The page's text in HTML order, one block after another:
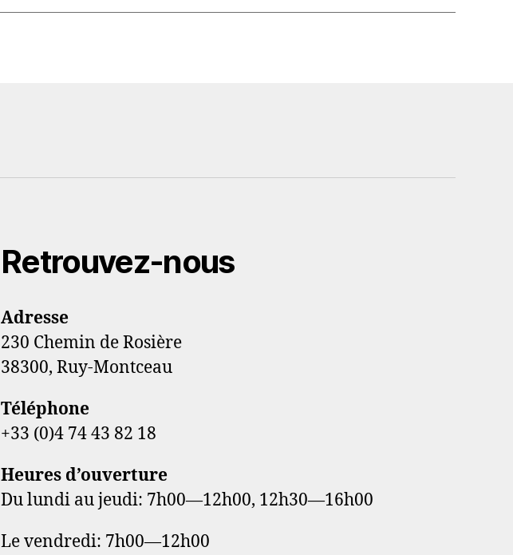
Retrouvez-nous
Adresse
230 Chemin de Rosière
38300, Ruy-Montceau
Téléphone
+33 (0)4 74 43 82 18
Heures d’ouverture
Du lundi au jeudi: 7h00—12h00, 12h30—16h00
Le vendredi: 7h00—12h00